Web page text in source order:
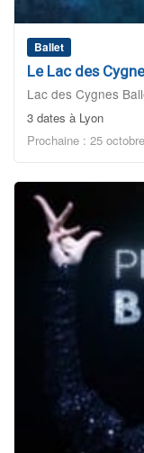
Ballet
Le Lac des
Lac des Cygnes
3 dates à Lyon
Prochaine : 25